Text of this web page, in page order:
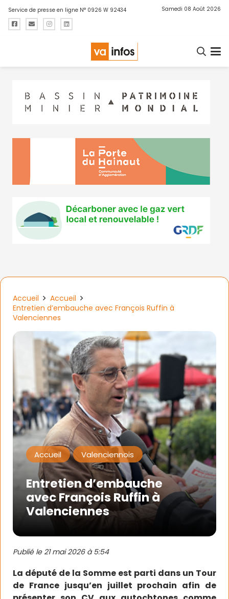
Service de presse en ligne N° 0926 W 92434 Samedi 08 Août 2026
Accueil
Accueil
Entretien d’embauche avec François Ruffin à
Valenciennes
Accueil Valenciennois
Entretien d’embauche
avec François Ruffin à
Valenciennes
Publié le21 mai 2026 à 5:54
La député de la Somme est parti dans un Tour
de France jusqu’en juillet prochain afin de